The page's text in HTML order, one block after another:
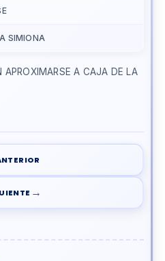
SIMIONA
APROXIMARSE A CAJA DE LA
→